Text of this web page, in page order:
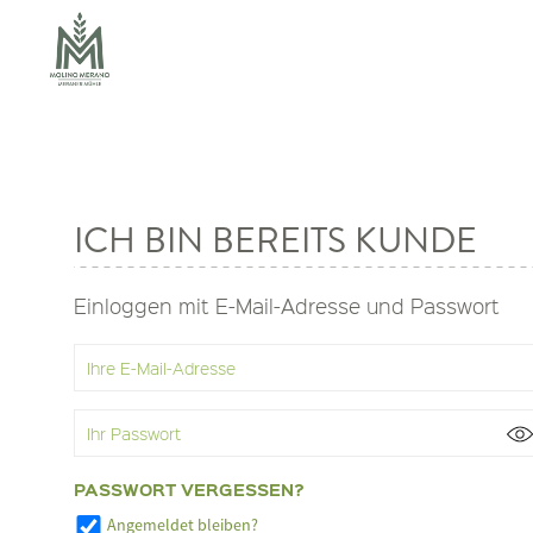
ICH BIN BEREITS KUNDE
Einloggen mit E-Mail-Adresse und Passwort
PASSWORT VERGESSEN?
Angemeldet bleiben?